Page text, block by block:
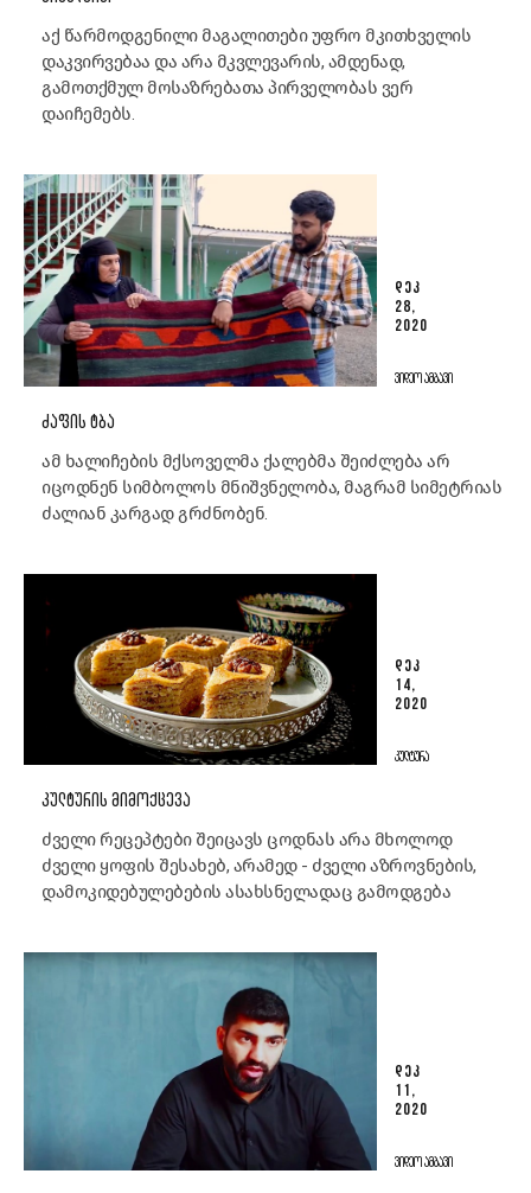
აქ წარმოდგენილი მაგალითები უფრო მკითხველის
დაკვირვებაა და არა მკვლევარის, ამდენად,
გამოთქმულ მოსაზრებათა პირველობას ვერ
დაიჩემებს.
ᲓᲔᲙ
28,
2020
ᲕᲘᲓᲔᲝ ᲐᲛᲑᲐᲕᲘ
ᲫᲐᲤᲘᲡ ᲢᲑᲐ
ამ ხალიჩების მქსოველმა ქალებმა შეიძლება არ
იცოდნენ სიმბოლოს მნიშვნელობა, მაგრამ სიმეტრიას
ძალიან კარგად გრძნობენ.
ᲓᲔᲙ
14,
2020
ᲙᲣᲚᲢᲣᲠᲐ
ᲙᲣᲚᲢᲣᲠᲘᲡ ᲛᲘᲛᲝᲥᲪᲔᲕᲐ
ძველი რეცეპტები შეიცავს ცოდნას არა მხოლოდ
ძველი ყოფის შესახებ, არამედ - ძველი აზროვნების,
დამოკიდებულებების ასახსნელადაც გამოდგება
ᲓᲔᲙ
11,
2020
ᲕᲘᲓᲔᲝ ᲐᲛᲑᲐᲕᲘ